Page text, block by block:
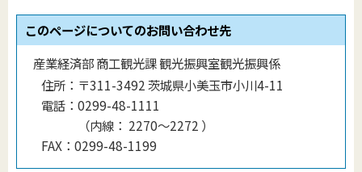
このページについてのお問い合わせ先
産業経済部 商工観光課 観光振興室観光振興係
住所： 〒311-3492 茨城県小美玉市小川4-11
電話： 0299-48-1111
（内線 ： 2270～2272 ）
FAX： 0299-48-1199